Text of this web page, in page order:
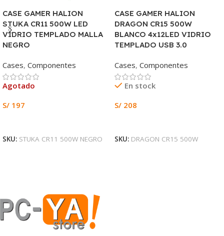
CASE GAMER HALION
STUKA CR11 500W LED
VIDRIO TEMPLADO MALLA
NEGRO
Cases, Componentes
Agotado
S/ 197
SKU: STUKA CR11 500W NEGRO
CASE GAMER HALION
DRAGON CR15 500W
BLANCO 4x12LED VIDRIO
TEMPLADO USB 3.0
Cases, Componentes
En stock
S/ 208
SKU: DRAGON CR15 500W